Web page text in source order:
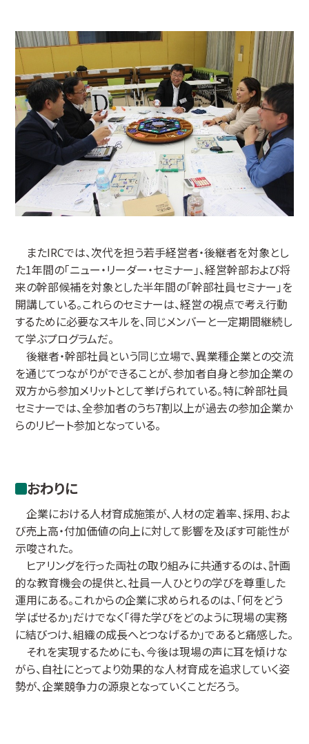
またIRCでは、次代を担う若手経営者・後継者を対象とし
た1年間の「ニュー・リーダー・セミナー」、経営幹部および将
来の幹部候補を対象とした半年間の「幹部社員セミナー」を
開講している。これらのセミナーは、経営の視点で考え行動
するために必要なスキルを、同じメンバーと一定期間継続し
て学ぶプログラムだ。
後継者・幹部社員という同じ立場で、異業種企業との交流
を通じてつながりができることが、参加者自身と参加企業の
双方から参加メリットとして挙げられている。特に幹部社員
セミナーでは、全参加者のうち7割以上が過去の参加企業か
らのリピート参加となっている。
おわりに
企業における人材育成施策が、人材の定着率、採用、およ
び売上高・付加価値の向上に対して影響を及ぼす可能性が
示唆された。
ヒアリングを行った両社の取り組みに共通するのは、計画
的な教育機会の提供と、社員一人ひとりの学びを尊重した
運用にある。これからの企業に求められるのは、「何をどう
学ばせるか」だけでなく「得た学びをどのように現場の実務
に結びつけ、組織の成長へとつなげるか」であると痛感した。
それを実現するためにも、今後は現場の声に耳を傾けな
がら、自社にとってより効果的な人材育成を追求していく姿
勢が、企業競争力の源泉となっていくことだろう。